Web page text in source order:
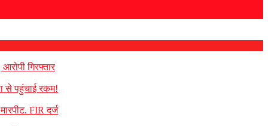
गिरफ्तार
से पहुंचाई रकम!
FIR दर्ज